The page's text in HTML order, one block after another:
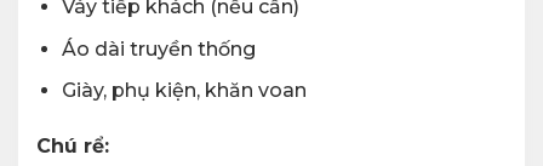
Váy tiếp khách (nếu cần)
Áo dài truyền thống
Giày, phụ kiện, khăn voan
Chú rể: